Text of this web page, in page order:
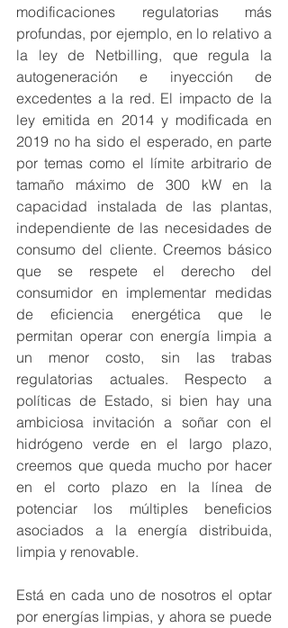
modificaciones regulatorias más
profundas, por ejemplo, en lo relativo a
la ley de Netbilling, que regula la
autogeneración e inyección de
excedentes a la red. El impacto de la
ley emitida en 2014 y modificada en
2019 no ha sido el esperado, en parte
por temas como el límite arbitrario de
tamaño máximo de 300 kW en la
capacidad instalada de las plantas,
independiente de las necesidades de
consumo del cliente. Creemos básico
que se respete el derecho del
consumidor en implementar medidas
de eficiencia energética que le
permitan operar con energía limpia a
un menor costo, sin las trabas
regulatorias actuales. Respecto a
políticas de Estado, si bien hay una
ambiciosa invitación a soñar con el
hidrógeno verde en el largo plazo,
creemos que queda mucho por hacer
en el corto plazo en la línea de
potenciar los múltiples beneficios
asociados a la energía distribuida,
limpia y renovable.
Está en cada uno de nosotros el optar
por energías limpias, y ahora se puede